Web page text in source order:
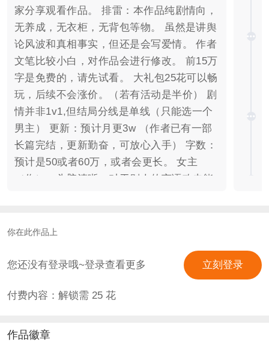
家分享观看作品。 排雷：本作品纯剧情向，
无养成，无衣柜，无背包等物。 虽然是讲舆
论风波和真相事实，但还是会写爱情。 作者
文笔比较小白，对作品会进行修改。 前15万
字是免费的，请先试看。 大礼包25花可以畅
玩，后续不会涨价。（若有活动是半价） 剧
情并非1v1,但结局分线是单线（只能选一个
男主） 更新：预计月更3w （作者已有一部
长篇完结，更新勤奋，可放心入手） 字数：
预计是50或者60万，或者会更长。 女主
（你）：头脑清晰，对于别人的言语攻击能
发的系列事件，由舆论风波摧毁一个拥有战
的时候，用舆论来诋毁，这是亘古不变的手
段” “当你在一场战争中奋力拼杀立下战功获
得胜利的时候，那你就成为了他们的下一个
恨，还有……权力” 作品以女主的视角探寻
你在此作品上
您还没有登录哦~登录查看更多 立刻登录
付费内容：解锁需 25花
作品徽章